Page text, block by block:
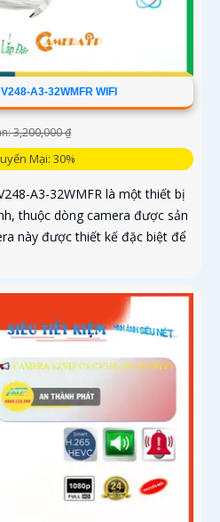
A3-32WMFR WIFI
3,200,000 ₫
Mại: 30%
A3-32WMFR là một thiết bị
thuộc dòng camera được sản
này được thiết kế đặc biệt để